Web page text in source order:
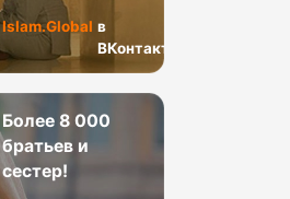
Islam.Global в
ВКонтакте
Более 8 000
братьев и
сестер!